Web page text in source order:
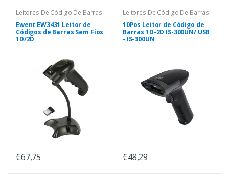
Leitores De Código De Barras
Ewent EW3431 Leitor de
Códigos de Barras Sem Fios
1D/2D
€67,75
Leitores De Código De Barras
10Pos Leitor de Código de
Barras 1D-2D IS-300UN/ USB
- IS-300UN
€48,29